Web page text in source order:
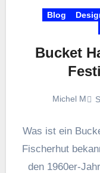
Blog
Bucket
Michel M
Was ist ein
Fischerhut
den 1960er-